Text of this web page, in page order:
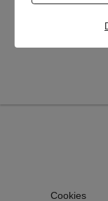
Cookies